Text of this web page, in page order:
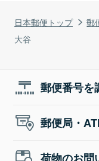
日本郵便トップ 郵
大谷
郵便番号を
郵便局・
荷物のお問